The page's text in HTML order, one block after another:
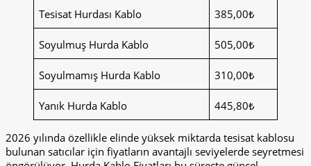
Tesisat Hurdası Kablo 385,00₺
Soyulmuş Hurda Kablo 505,00₺
Soyulmamış Hurda Kablo 310,00₺
Yanık Hurda Kablo 445,80₺
2026 yılında özellikle elinde yüksek miktarda tesisat kablosu
bulunan satıcılar için fiyatların avantajlı seviyelerde seyretmesi